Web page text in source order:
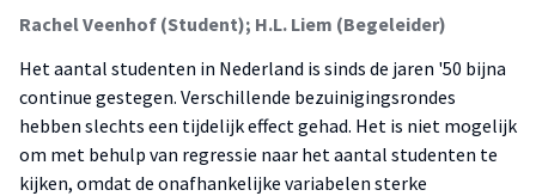
Rachel Veenhof (Student); H.L. Liem (Begeleider)
Het aantal studenten in Nederland is sinds de jaren '50 bijna
continue gestegen. Verschillende bezuinigingsrondes
hebben slechts een tijdelijk effect gehad. Het is niet mogelijk
om met behulp van regressie naar het aantal studenten te
kijken, omdat de onafhankelijke variabelen sterke